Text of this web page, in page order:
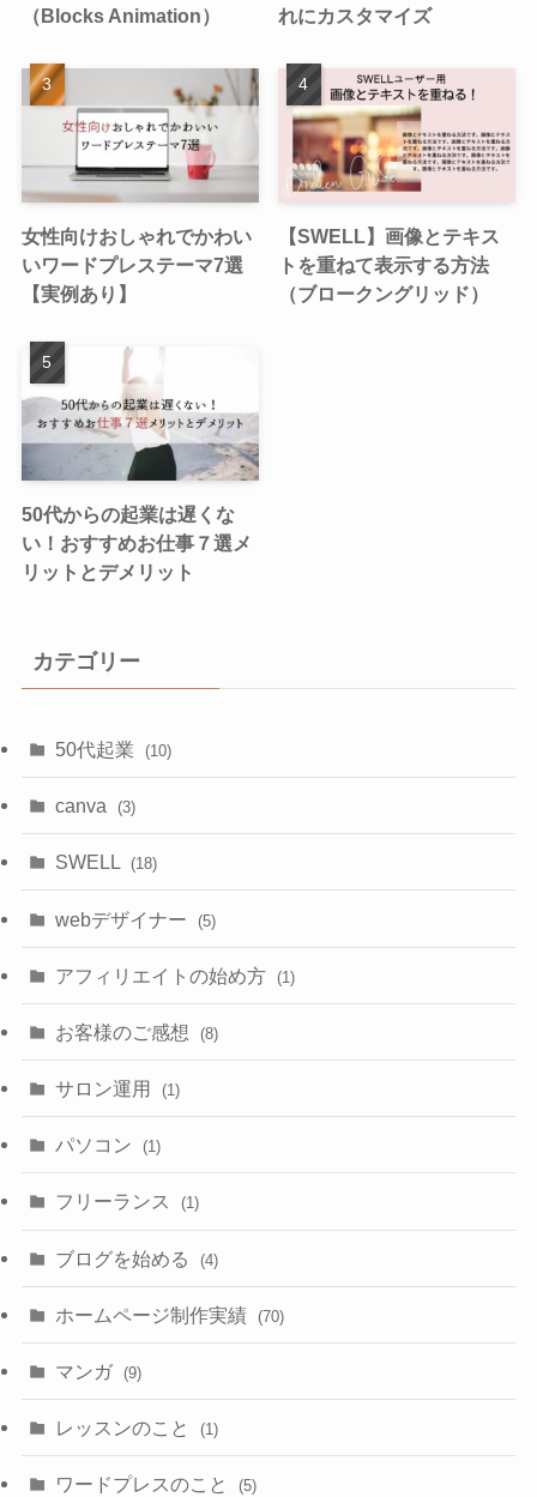
（Blocks Animation）
れにカスタマイズ
女性向けおしゃれでかわい
いワードプレステーマ7選
【実例あり】
【SWELL】画像とテキス
トを重ねて表示する方法
（ブロークングリッド）
50代からの起業は遅くな
い！おすすめお仕事７選メ
リットとデメリット
カテゴリー
50代起業 (10)
canva (3)
SWELL (18)
webデザイナー (5)
アフィリエイトの始め方 (1)
お客様のご感想 (8)
サロン運用 (1)
パソコン (1)
フリーランス (1)
ブログを始める (4)
ホームページ制作実績 (70)
マンガ (9)
レッスンのこと (1)
ワードプレスのこと (5)